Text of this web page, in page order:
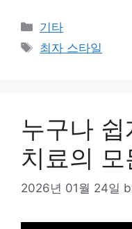
Categories
기타
Tags
최자 스타일
누구나
치료의 모
2026년 01월 24일